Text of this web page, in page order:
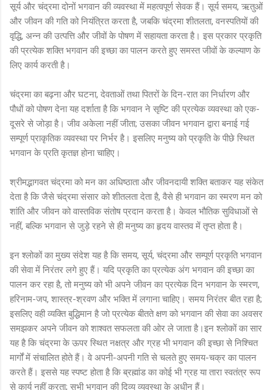
सूर्य और चंद्रमा दोनों भगवान की व्यवस्था में महत्वपूर्ण सेवक हैं। सूर्य समय, ऋतुओं
और जीवन की गति को नियंत्रित करता है, जबकि चंद्रमा शीतलता, वनस्पतियों की
वृद्धि, अन्न की उत्पत्ति और जीवों के पोषण में सहायता करता है। इस प्रकार प्रकृति
की प्रत्येक शक्ति भगवान की इच्छा का पालन करते हुए समस्त जीवों के कल्याण के
लिए कार्य करती है।
चंद्रमा का बढ़ना और घटना, देवताओं तथा पितरों के दिन-रात का निर्धारण और
पौधों को पोषण देना यह दर्शाता है कि भगवान ने सृष्टि की प्रत्येक व्यवस्था को एक-
दूसरे से जोड़ा है। जीव अकेला नहीं जीता; उसका जीवन भगवान द्वारा बनाई गई
सम्पूर्ण प्राकृतिक व्यवस्था पर निर्भर है। इसलिए मनुष्य को प्रकृति के पीछे स्थित
भगवान के प्रति कृतज्ञ होना चाहिए।
श्रीमद्भागवत चंद्रमा को मन का अधिष्ठाता और जीवनदायी शक्ति बताकर यह संकेत
देता है कि जैसे चंद्रमा संसार को शीतलता देता है, वैसे ही भगवान का स्मरण मन को
शांति और जीवन को वास्तविक संतोष प्रदान करता है। केवल भौतिक सुविधाओं से
नहीं, बल्कि भगवान से जुड़े रहने से ही मनुष्य का हृदय वास्तव में तृप्त होता है।
इन श्लोकों का मुख्य संदेश यह है कि समय, सूर्य, चंद्रमा और सम्पूर्ण प्रकृति भगवान
की सेवा में निरंतर लगे हुए हैं। यदि प्रकृति का प्रत्येक अंग भगवान की इच्छा का
पालन कर रहा है, तो मनुष्य को भी अपने जीवन का प्रत्येक दिन भगवान के स्मरण,
हरिनाम-जप, शास्त्र-श्रवण और भक्ति में लगाना चाहिए। समय निरंतर बीत रहा है;
इसलिए वही व्यक्ति बुद्धिमान है जो प्रत्येक बीतते क्षण को भगवान की सेवा का अवसर
समझकर अपने जीवन को शाश्वत सफलता की ओर ले जाता है।इन श्लोकों का सार
यह है कि चंद्रमा के ऊपर स्थित नक्षत्र और ग्रह भी भगवान की इच्छा से निश्चित
मार्गों में संचालित होते हैं। वे अपनी-अपनी गति से चलते हुए समय-चक्र का पालन
करते हैं। इससे यह स्पष्ट होता है कि ब्रह्मांड का कोई भी ग्रह या तारा स्वतंत्र रूप
से कार्य नहीं करता; सभी भगवान की दिव्य व्यवस्था के अधीन हैं।